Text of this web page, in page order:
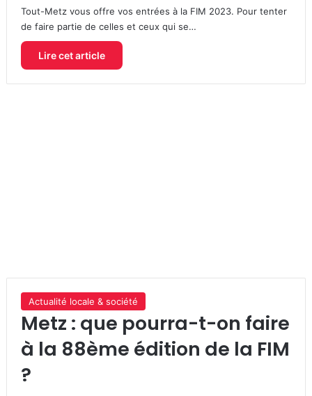
Tout-Metz vous offre vos entrées à la FIM 2023. Pour tenter
de faire partie de celles et ceux qui se…
Lire cet article
Actualité locale & société
Metz : que pourra-t-on faire
à la 88ème édition de la FIM
?